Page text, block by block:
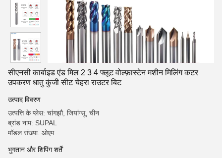
सीएनसी कार्बाइड एंड मिल 2 3 4 फ्लूट वोल्फ़ास्टेन मशीन मिलिंग कटर
उपकरण धातु कुंजी सीट चेहरा राउटर बिट
उत्पाद विवरण
उत्पत्ति के प्लेस: चांगझौ, जियांग्सू, चीन
ब्रांड नाम: SUPAL
मॉडल संख्या: ओएम
भुगतान और शिपिंग शर्तें